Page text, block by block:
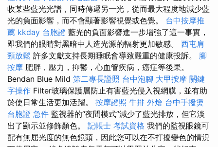
收某些藍光光譜，同時傳遞另一光，從而最大程度地減少藍
光的負面影響，而不會顯著影響視覺或色覺。 台中按摩推
薦 kkday 台胞證 藍光的負面影響進一步增強了這一事實，
即我們的眼睛對黑暗中人造光源的輻射更加敏感。 西屯肩
頸放鬆 許多文獻支持長期睡眠會導致嚴重的健康投訴。 腳
按摩 肥胖，壓力，抑鬱，心血管疾病，癌症等後果。
Bendan Blue Mild 第二專長證照 台中泡腳 大甲按摩 關鍵
字操作 Filter玻璃保護層防止有害藍光侵入視網膜，並有助
於使日常生活更加活躍。 按摩證照 牛排 外燴 台中手撥燙
台胞證 急件 監視器的“夜間模式”減少了藍光排放，但它淡
出了顯示並修飾顏色。 記帳士 考試資格 我們的監視眼鏡可
配有無屈光度的無色鏡頭，因此您可以在不打擾變色的情況